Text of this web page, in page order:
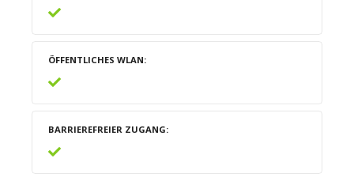
ÖFFENTLICHES WLAN
BARRIEREFREIER ZUGANG